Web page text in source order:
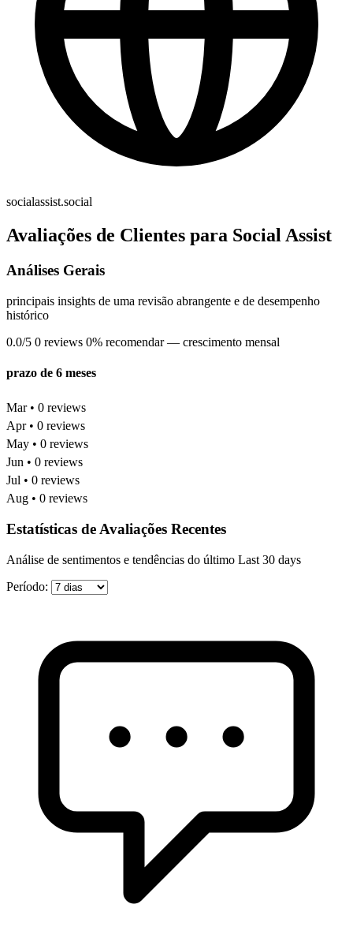
socialassist.social
Avaliações de Clientes para Social Assist
Análises Gerais
principais insights de uma revisão abrangente e de desempenho
histórico
0.0/5 0 reviews 0% recomendar — crescimento mensal
prazo de 6 meses
Mar • 0 reviews
Apr • 0 reviews
May • 0 reviews
Jun • 0 reviews
Jul • 0 reviews
Aug • 0 reviews
Estatísticas de Avaliações Recentes
Análise de sentimentos e tendências do último Last 30 days
Período: